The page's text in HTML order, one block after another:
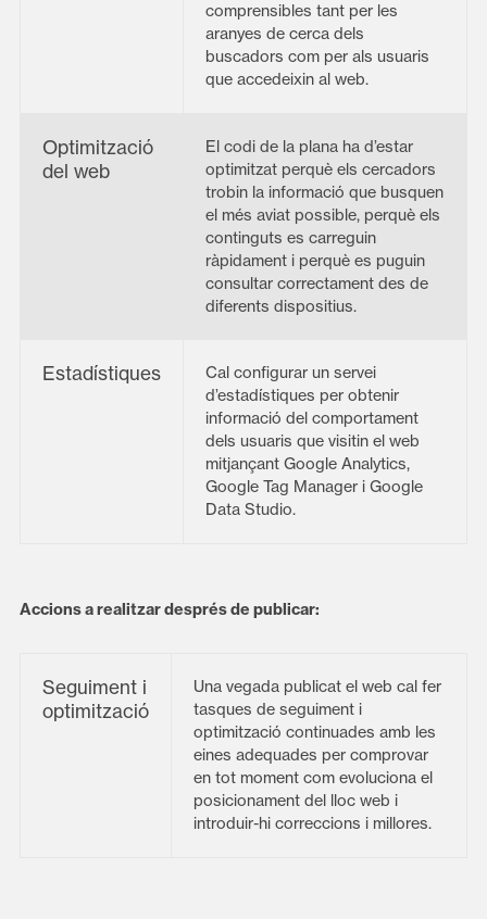
comprensibles tant per les
aranyes de cerca dels
buscadors com per als usuaris
que accedeixin al web.
Optimització
del web
El codi de la plana ha d’estar
optimitzat perquè els cercadors
trobin la informació que busquen
el més aviat possible, perquè els
continguts es carreguin
ràpidament i perquè es puguin
consultar correctament des de
diferents dispositius.
Estadístiques
Cal configurar un servei
d’estadístiques per obtenir
informació del comportament
dels usuaris que visitin el web
mitjançant Google Analytics,
Google Tag Manager i Google
Data Studio.
Accions a realitzar després de publicar:
Seguiment i
optimització
Una vegada publicat el web cal fer
tasques de seguiment i
optimització continuades amb les
eines adequades per comprovar
en tot moment com evoluciona el
posicionament del lloc web i
introduir-hi correccions i millores.